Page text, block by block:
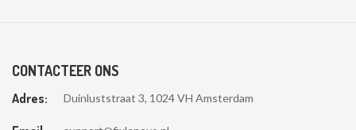
CONTACTEER ONS
Adres: Duinluststraat 3, 1024 VH Amsterdam